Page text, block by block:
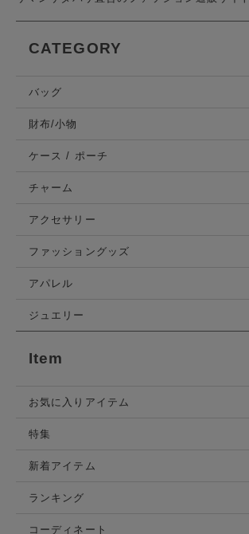
CATEGORY
バッグ
財布/小物
ケース / ポーチ
チャーム
アクセサリー
ファッショングッズ
アパレル
ジュエリー
Item
お気に入りアイテム
特集
新着アイテム
ランキング
コーディネート